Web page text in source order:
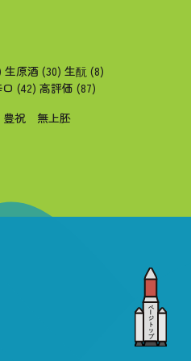
生原酒 (30) 生酛 (8)
(42) 高評価 (87)
豊祝 無上胚